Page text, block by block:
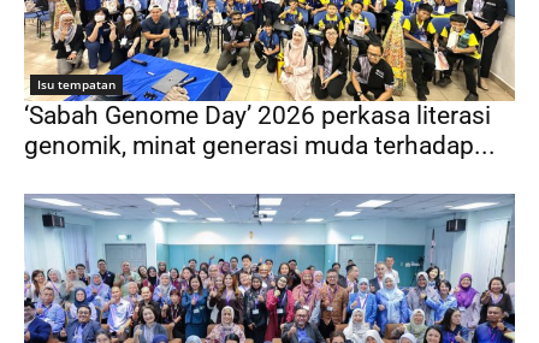
Isu tempatan
‘Sabah Genome Day’ 2026 perkasa literasi
genomik, minat generasi muda terhadap...